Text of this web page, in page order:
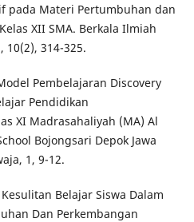
pada Materi Pertumbuhan dan
XII SMA. Berkala Ilmiah
10(2), 314-325.
Pembelajaran Discovery
Pendidikan
XI Madrasahaliyah (MA) Al
Bojongsari Depok Jawa
1, 9-12.
Belajar Siswa Dalam
Dan Perkembangan